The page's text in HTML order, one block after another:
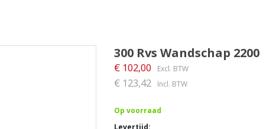
300 Rvs Wandschap 2200
Op voorraad
Levertijd
€ 102,00
€ 123,42